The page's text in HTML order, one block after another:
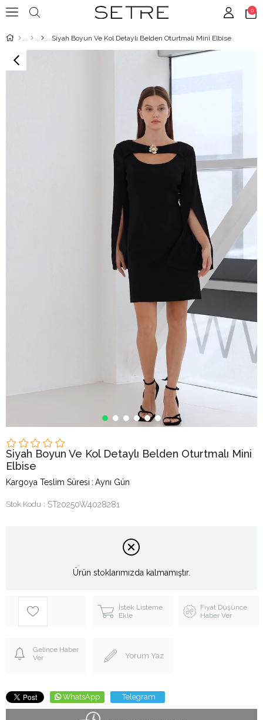
0
Siyah Boyun Ve Kol Detaylı Belden Oturtmalı Mini Elbise
Siyah Boyun Ve Kol Detaylı Belden Oturtmalı Mini
Elbise
Kargoya Teslim Süresi : Aynı Gün
Stok Kodu ST20250W4028281
Ürün stoklarımızda kalmamıştır.
İstek Listeme
Ekle
Fiyat Düşünce
Haber Ver
Gelince Haber
Ver
Yorum Yaz
WhatsApp Telegram